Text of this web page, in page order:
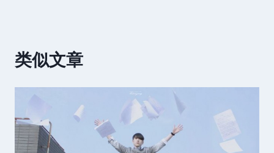
类似文章